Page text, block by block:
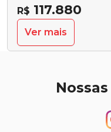
R$ 117.880
Ver mais